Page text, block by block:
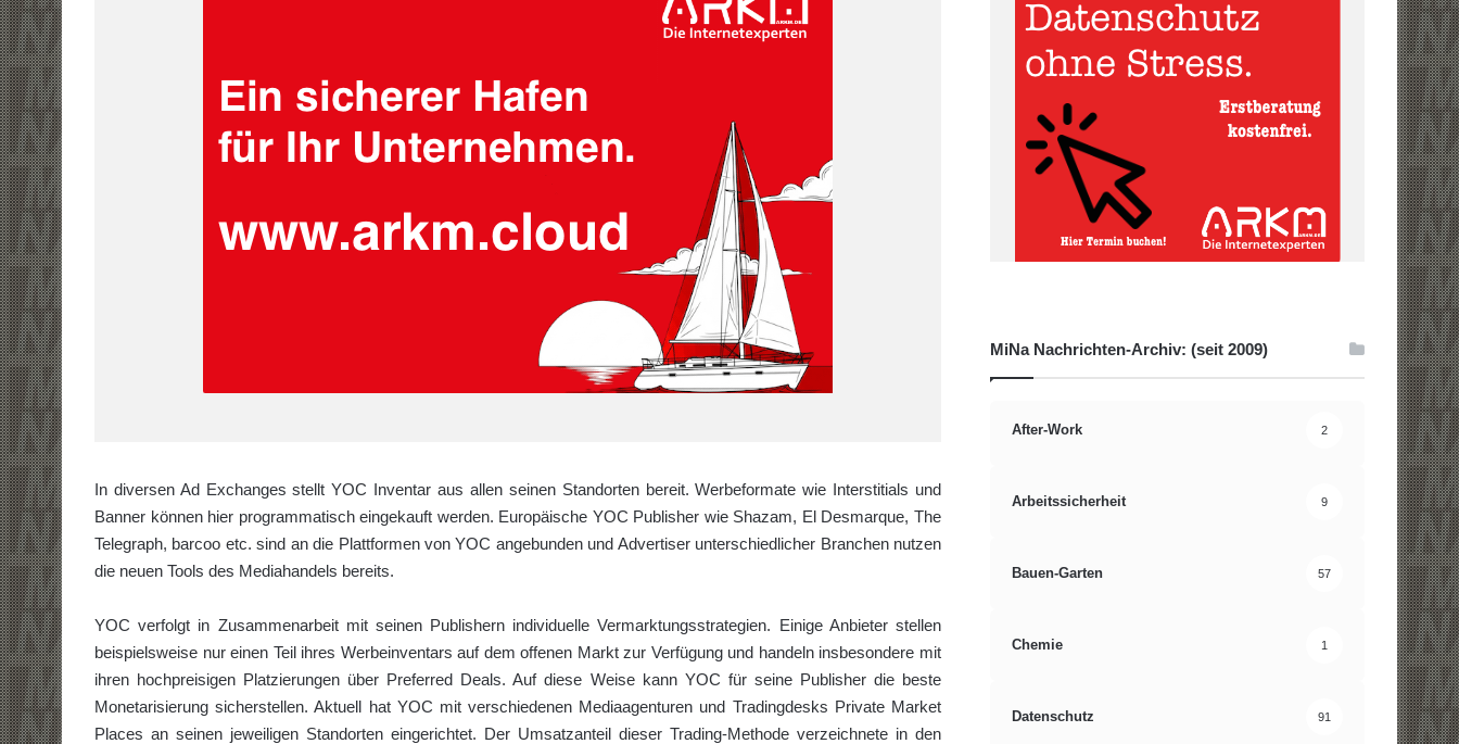
In diversen Ad Exchanges stellt YOC Inventar aus allen seinen Standorten bereit. Werbeformate wie Interstitials und
Banner können hier programmatisch eingekauft werden. Europäische YOC Publisher wie Shazam, El Desmarque, The
Telegraph, barcoo etc. sind an die Plattformen von YOC angebunden und Advertiser unterschiedlicher Branchen nutzen
die neuen Tools des Mediahandels bereits.
YOC verfolgt in Zusammenarbeit mit seinen Publishern individuelle Vermarktungsstrategien. Einige Anbieter stellen
beispielsweise nur einen Teil ihres Werbeinventars auf dem offenen Markt zur Verfügung und handeln insbesondere mit
ihren hochpreisigen Platzierungen über Preferred Deals. Auf diese Weise kann YOC für seine Publisher die beste
Monetarisierung sicherstellen. Aktuell hat YOC mit verschiedenen Mediaagenturen und Tradingdesks Private Market
Places an seinen jeweiligen Standorten eingerichtet. Der Umsatzanteil dieser Trading-Methode verzeichnete in den
MiNa Nachrichten-Archiv: (seit 2009)
After-Work 2
Arbeitssicherheit 9
Bauen-Garten 57
Chemie 1
Datenschutz 91